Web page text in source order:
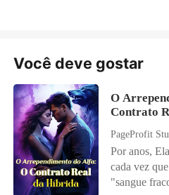
Você deve gostar
O
Contrato
PageProfit
Por anos,
cada vez
"sangue